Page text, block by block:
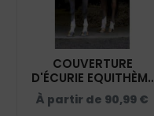
COUVERTURE
D'ÉCURIE EQUITHÈME
- ECURIE LYNELLA -
NAVY - 40079
À partir de 90,99 €